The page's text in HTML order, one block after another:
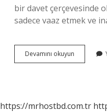
bir davet çerçevesinde
sadece vaaz etmek ve
Devamını okuyun
Arkadaşlık
https://mrhostbd.com.tr